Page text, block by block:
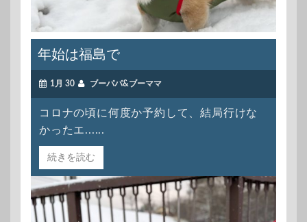
年始は福島で
1月 30 ブーパパ&ブーママ
コロナの頃に何度か予約して、結局行けな
かったエ......
続きを読む